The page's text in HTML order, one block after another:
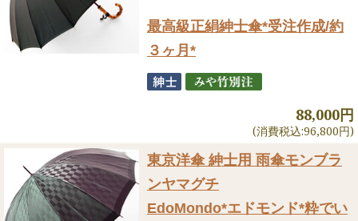
最高級正絹紳士傘*受注作成/約
３ヶ月*
88,000円
(消費税込:96,800円)
東京洋傘 紳士用 雨傘モンブラ
ンヤマグチ
EdoMondo*エドモンド*粋でい